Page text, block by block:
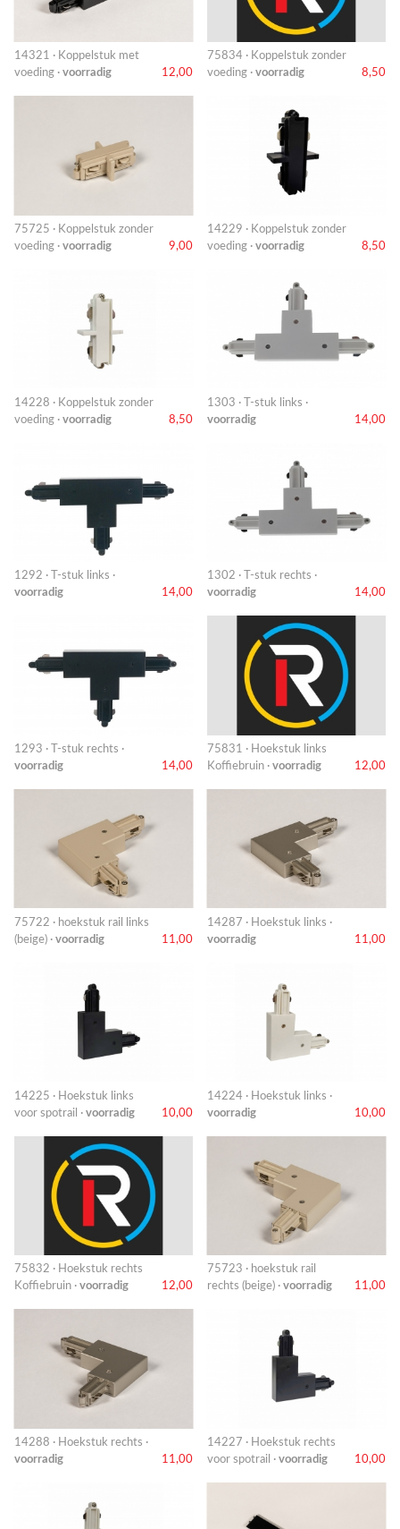
14321 · Koppelstuk met
voeding · voorradig 12,00
75834 · Koppelstuk zonder
voeding · voorradig 8,50
75725 · Koppelstuk zonder
voeding · voorradig 9,00
14229 · Koppelstuk zonder
voeding · voorradig 8,50
14228 · Koppelstuk zonder
voeding · voorradig 8,50
1303 · T-stuk links ·
voorradig
14,00
1292 · T-stuk links ·
voorradig
14,00
1302 · T-stuk rechts ·
voorradig
14,00
1293 · T-stuk rechts ·
voorradig
14,00
75831 · Hoekstuk links
Koffiebruin · voorradig 12,00
75722 · hoekstuk rail links
(beige) · voorradig 11,00
14287 · Hoekstuk links ·
voorradig
11,00
14225 · Hoekstuk links
voor spotrail · voorradig 10,00
14224 · Hoekstuk links ·
voorradig
10,00
75832 · Hoekstuk rechts
Koffiebruin · voorradig 12,00
75723 · hoekstuk rail
rechts (beige) · voorradig 11,00
14288 · Hoekstuk rechts ·
voorradig
11,00
14227 · Hoekstuk rechts
voor spotrail · voorradig 10,00